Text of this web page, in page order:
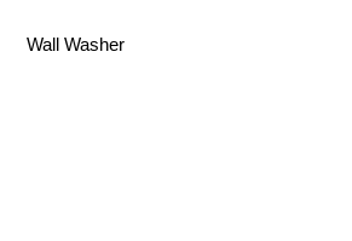
Wall Washer